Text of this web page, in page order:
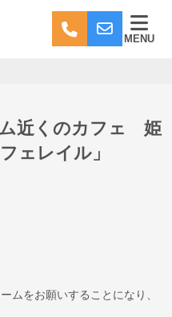
MENU
近くのカフェ 姫
ェレイル」
ムをお願いすることになり、